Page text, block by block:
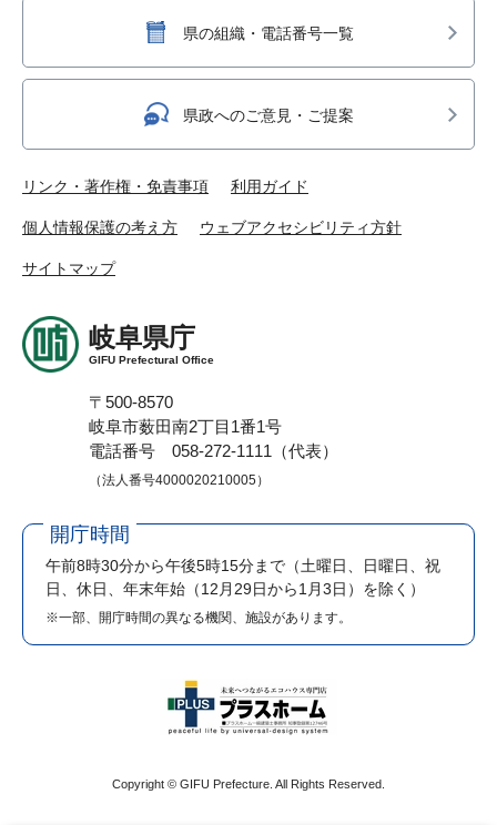
県の組織・電話番号一覧
県政へのご意見・ご提案
リンク・著作権・免責事項 利用ガイド
個人情報保護の考え方 ウェブアクセシビリティ方針
サイトマップ
岐阜県庁
GIFU Prefectural Office
〒500-8570
岐阜市薮田南2丁目1番1号
電話番号 058-272-1111（代表）
（法人番号4000020210005）
開庁時間
午前8時30分から午後5時15分まで （土曜日、日曜日、祝
日、休日、年末年始（12月29日から1月3日）を除く）
※一部、開庁時間の異なる機関、施設があります。
Copyright © GIFU Prefecture. All Rights Reserved.